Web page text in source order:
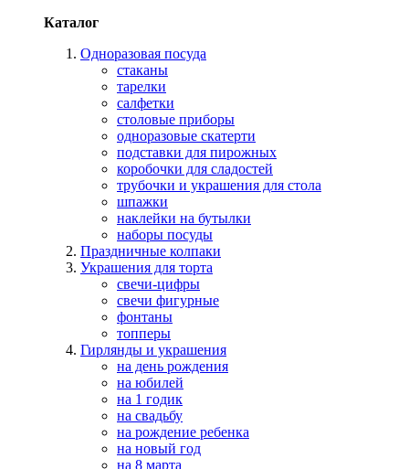
Каталог
Одноразовая посуда
стаканы
тарелки
салфетки
столовые приборы
одноразовые скатерти
подставки для пирожных
коробочки для сладостей
трубочки и украшения для стола
шпажки
наклейки на бутылки
наборы посуды
Праздничные колпаки
Украшения для торта
свечи-цифры
свечи фигурные
фонтаны
топперы
Гирлянды и украшения
на день рождения
на юбилей
на 1 годик
на свадьбу
на рождение ребенка
на новый год
на 8 марта